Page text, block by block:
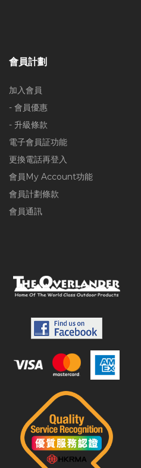
會員計劃
加入會員
- 會員優惠
- 升級條款
電子會員証功能
更換電話再登入
會員My Account功能
會員計劃條款
會員通訊